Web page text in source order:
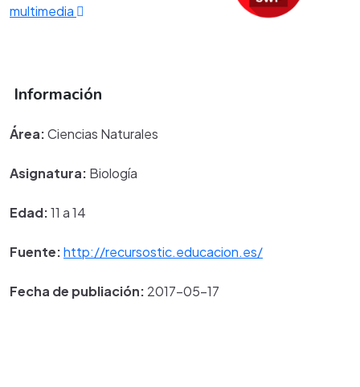
multimedia
Información
Área:Ciencias Naturales
Asignatura: Biología
Edad:11 a 14
Fuente:http://recursostic.educacion.es/
Fecha de publiación: 2017-05-17